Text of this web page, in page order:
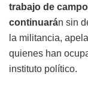
trabajo de
continuarán sin
la militancia,
quienes han
instituto político.